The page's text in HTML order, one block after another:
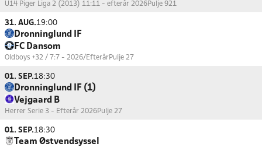
U14 Piger Liga 2 (2013) 11:11 - efterår 2026Pulje 921
31. AUG.19:00
Dronninglund IF
FC Dansom
Oldboys +32 / 7:7 - 2026/EfterårPulje 27
01. SEP.18:30
Dronninglund IF (1)
Vejgaard B
Herrer Serie 3 - Efterår 2026Pulje 27
01. SEP.18:30
Team Østvendsyssel